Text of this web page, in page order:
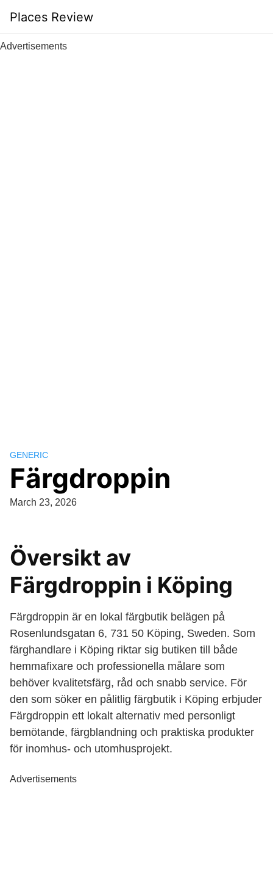
content
Places Review
Advertisements
GENERIC
Färgdroppin
March 23, 2026
Översikt av
Färgdroppin i Köping
Färgdroppin är en lokal färgbutik belägen på
Rosenlundsgatan 6, 731 50 Köping, Sweden. Som
färghandlare i Köping riktar sig butiken till både
hemmafixare och professionella målare som
behöver kvalitetsfärg, råd och snabb service. För
den som söker en pålitlig färgbutik i Köping erbjuder
Färgdroppin ett lokalt alternativ med personligt
bemötande, färgblandning och praktiska produkter
för inomhus- och utomhusprojekt.
Advertisements